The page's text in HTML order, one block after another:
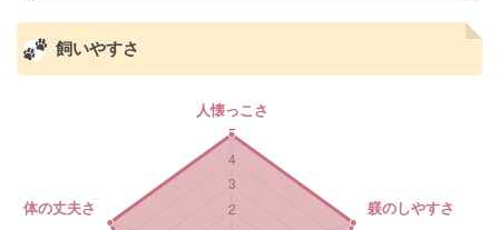
飼いやすさ